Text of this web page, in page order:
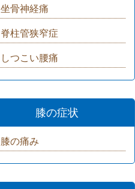
坐骨神経痛
脊柱管狭窄症
しつこい腰痛
膝の症状
膝の痛み